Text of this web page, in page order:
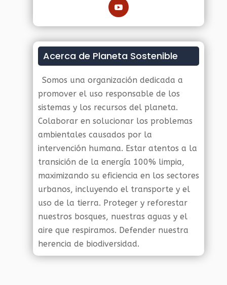
Acerca de Planeta Sostenible
Somos una organización dedicada a
promover el uso responsable de los
sistemas y los recursos del planeta.
Colaborar en solucionar los problemas
ambientales causados por la
intervención humana. Estar atentos a la
transición de la energía 100% limpia,
maximizando su eficiencia en los sectores
urbanos, incluyendo el transporte y el
uso de la tierra. Proteger y reforestar
nuestros bosques, nuestras aguas y el
aire que respiramos. Defender nuestra
herencia de biodiversidad.